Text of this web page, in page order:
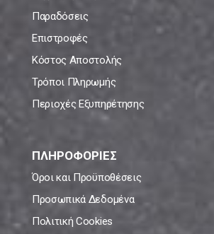
Παραδόσεις
Επιστροφές
Κόστος Αποστολής
Τρόποι Πληρωμής
Περιοχές Εξυπηρέτησης
ΠΛΗΡΟΦΟΡΙΕΣ
Όροι και Προϋποθέσεις
Προσωπικά Δεδομένα
Πολιτική Cookies